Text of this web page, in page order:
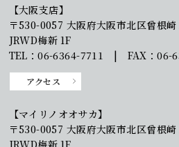
【大阪支店】
〒530-0057 大阪府大阪市北区曾根崎
JRWD梅新 1F
TEL：06-6364-7711 | FAX：06-
アクセス
【マイリノオオサカ】
〒530-0057 大阪府大阪市北区曾根崎
JRWD梅新 1F